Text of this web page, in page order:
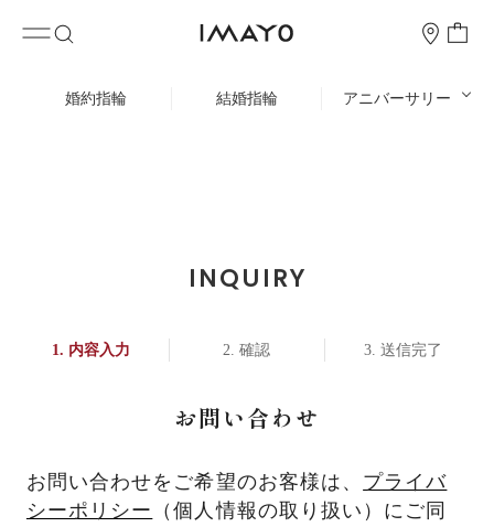
婚約指輪 結婚指輪 アニバーサリー
INQUIRY
内容入力 確認 送信完了
お問い合わせ
お問い合わせをご希望のお客様は、 プライバ
シーポリシー
（個人情報の取り扱い）にご同